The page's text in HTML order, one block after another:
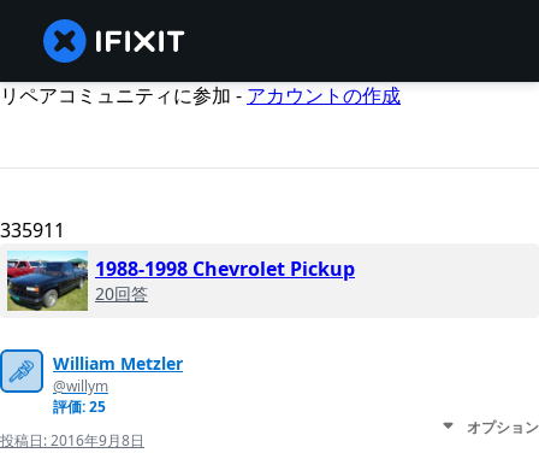
リペアコミュニティに参加 - アカウントの作成
335911
1988-1998 Chevrolet Pickup
20回答
William Metzler
@willym
評価: 25
投稿日:2016年9月8日
オプション